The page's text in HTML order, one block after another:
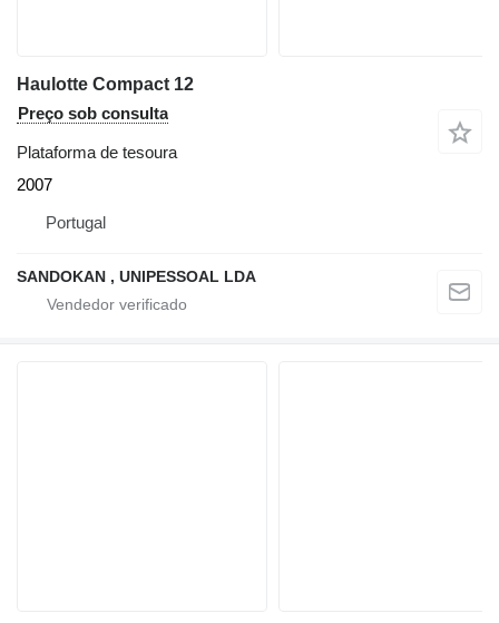
Haulotte Compact 12
Preço sob consulta
Plataforma de tesoura
2007
Portugal
SANDOKAN , UNIPESSOAL LDA